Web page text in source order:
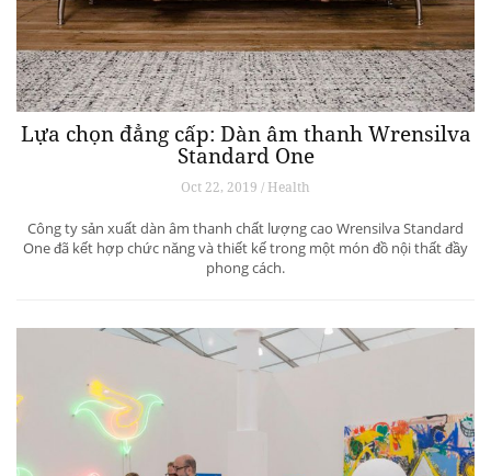
Lựa chọn đẳng cấp: Dàn âm thanh Wrensilva
Standard One
Oct 22, 2019 / Health
Công ty sản xuất dàn âm thanh chất lượng cao Wrensilva Standard
One đã kết hợp chức năng và thiết kế trong một món đồ nội thất đầy
phong cách.